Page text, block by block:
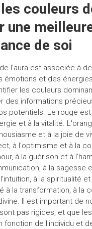
couleurs
une
de soi
l'aura est associée à
émotions et des
les couleurs
des informations
potentiels. Le rouge
et à la vitalité.
et à la joie de
à l'optimisme et à la
à la guérison et à
à la sagesse
à la spiritualité
à la transformation, à la
Il est important de
pas rigides, et que
fonction de l'individu et